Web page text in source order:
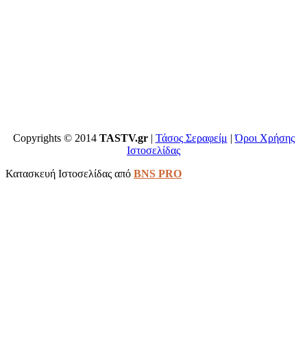
Copyrights © 2014 TASTV.gr| Τάσος Σεραφείμ |Όροι Χρήσης
Ιστοσελίδας
Κατασκευή Ιστοσελίδας από BNS PRO